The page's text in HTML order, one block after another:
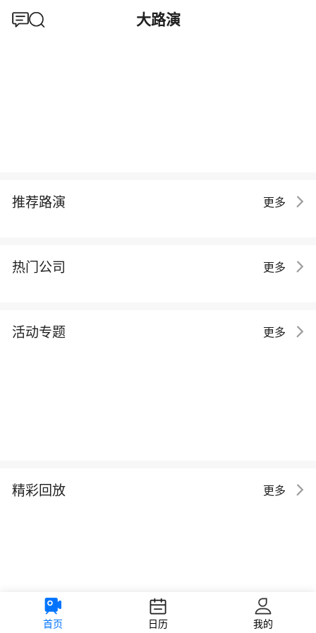
大路演
推荐路演 更多
热门公司 更多
活动专题 更多
精彩回放 更多
首页 日历 我的